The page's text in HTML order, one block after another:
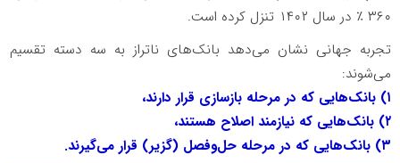
۳۶۰ ٪ در سال ۱۴۰۲ تنزل کرده است.
تجربه جهانی نشان می‌دهد بانک‌های ناتراز به سه دسته تقسیم
می‌شوند:
۱) بانک‌هایی که در مرحله بازسازی قرار دارند،
۲) بانک‌هایی که نیازمند اصلاح هستند،
۳) بانک‌هایی که در مرحله حل‌وفصل (گزیر) قرار می‌گیرند.